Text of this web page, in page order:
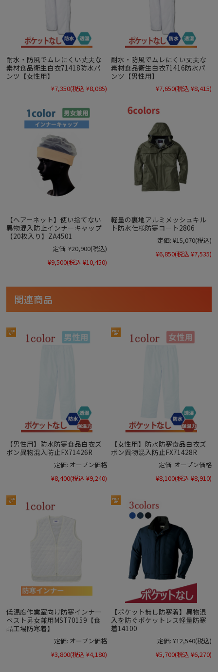
耐水・防風でムレにくい丈夫な
素材食品衛生白衣71418防水パ
ンツ【女性用】
¥7,350(税込 ¥8,085)
耐水・防風でムレにくい丈夫な
素材食品衛生白衣71416防水パ
ンツ【男性用】
¥7,650(税込 ¥8,415)
【ヘアーネット】使い捨てない
異物混入防止インナーキャップ
【20枚入り】ZA4501
定価: ¥20,900(税込)
¥9,500(税込 ¥10,450)
軽量の裏地アルミメッシュキル
ト防水仕様防寒コート2806
定価: ¥15,070(税込)
¥6,850(税込 ¥7,535)
関連商品
【男性用】防水防寒食品白衣ズ
ボン異物混入防止FX71426R
定価: オープン価格
¥8,400(税込 ¥9,240)
【女性用】防水防寒食品白衣ズ
ボン異物混入防止FX71428R
定価: オープン価格
¥8,100(税込 ¥8,910)
低温度作業室向け防寒インナー
ベスト男女兼用MST70159【食
品工場防寒着】
定価: オープン価格
¥3,800(税込 ¥4,180)
【ポケット無し防寒着】異物混
入を防ぐポケットレス軽量防寒
着14100
定価: ¥12,540(税込)
¥5,700(税込 ¥6,270)